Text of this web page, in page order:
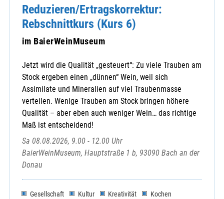
Reduzieren/Ertragskorrektur:
Rebschnittkurs (Kurs 6)
im BaierWeinMuseum
Jetzt wird die Qualität „gesteuert“: Zu viele Trauben am
Stock ergeben einen „dünnen“ Wein, weil sich
Assimilate und Mineralien auf viel Traubenmasse
verteilen. Wenige Trauben am Stock bringen höhere
Qualität – aber eben auch weniger Wein… das richtige
Maß ist entscheidend!
Sa 08.08.2026, 9.00 - 12.00 Uhr
BaierWeinMuseum, Hauptstraße 1 b, 93090 Bach an der
Donau
Gesellschaft Kultur Kreativität
Kochen